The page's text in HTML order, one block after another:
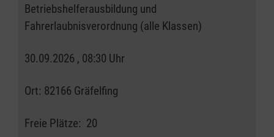
Betriebshelferausbildung und
Fahrerlaubnisverordnung (alle Klassen)
30.09.2026 , 08:30 Uhr
Ort: 82166 Gräfelfing
Freie Plätze: 20